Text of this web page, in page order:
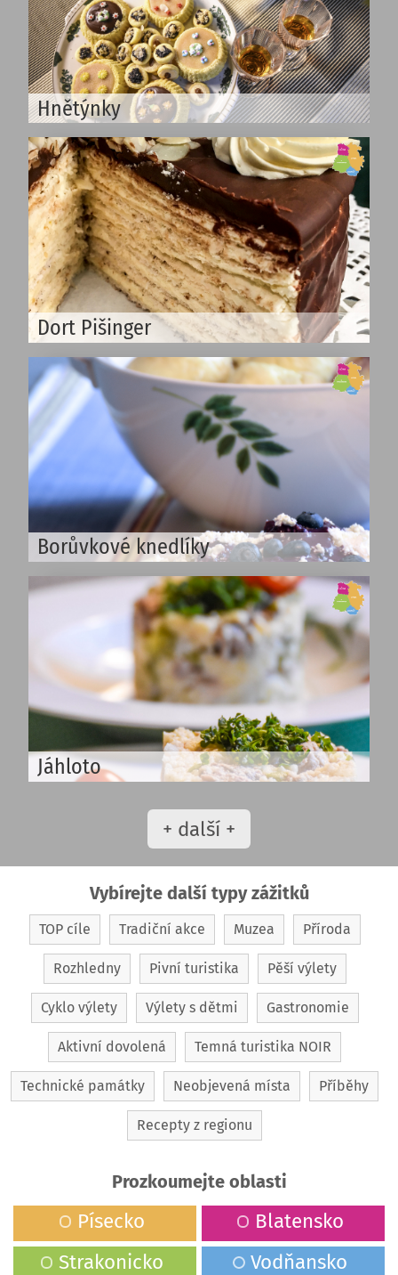
Hnětýnky
Dort Pišinger
Borůvkové knedlíky
Jáhloto
+ další +
Vybírejte další typy zážitků
TOP cíle Tradiční akce Muzea Příroda
Rozhledny Pivní turistika Pěší výlety
Cyklo výlety Výlety s dětmi Gastronomie
Aktivní dovolená Temná turistika NOIR
Technické památky Neobjevená místa Příběhy
Recepty z regionu
Prozkoumejte oblasti
Písecko
Blatensko
Strakonicko
Vodňansko